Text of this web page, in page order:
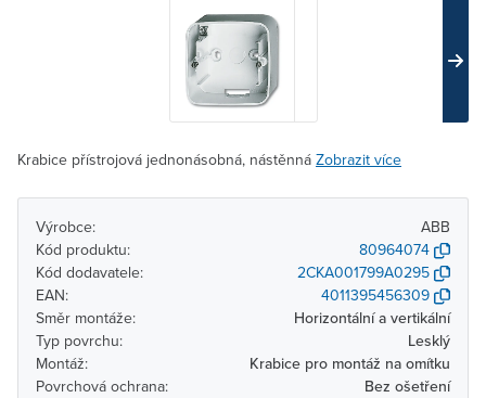
Krabice přístrojová jednonásobná, nástěnná Zobrazit více
Výrobce:
ABB
Kód produktu:
80964074
Kód dodavatele:
2CKA001799A0295
EAN:
4011395456309
Směr montáže:
Horizontální a vertikální
Typ povrchu:
Lesklý
Montáž:
Krabice pro montáž na omítku
Povrchová ochrana:
Bez ošetření